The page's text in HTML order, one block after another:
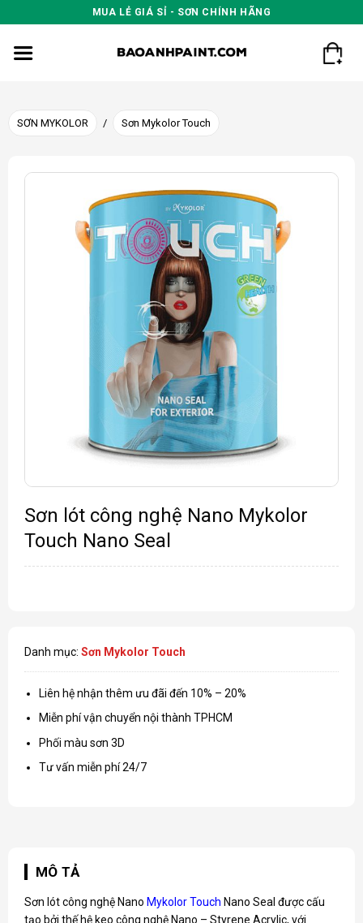
to
content
MUA LẺ GIÁ SỈ - SƠN CHÍNH HÃNG
SƠN MYKOLOR / Sơn Mykolor Touch
Sơn lót công nghệ Nano Mykolor
Touch Nano Seal
Danh mục: Sơn Mykolor Touch
Liên hệ nhận thêm ưu đãi đến 10% – 20%
Miễn phí vận chuyển nội thành TPHCM
Phối màu sơn 3D
Tư vấn miễn phí 24/7
MÔ TẢ
Sơn lót công nghệ Nano Mykolor Touch Nano Seal được cấu
tạo bởi thế hệ keo công nghệ Nano – Styrene Acrylic, với